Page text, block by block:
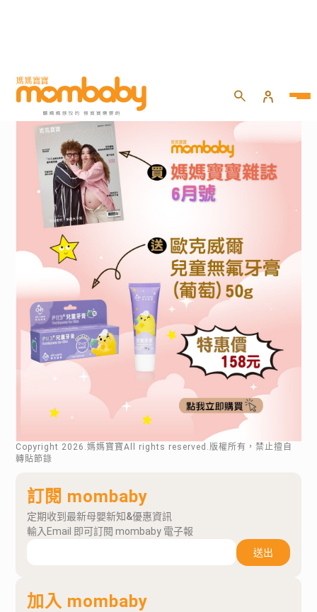
Copyright 2026 .媽媽寶寶All rights reserved.版權所有，禁止擅自
轉貼節錄
訂閱 mombaby
定期收到最新母嬰新知&優惠資訊
輸入Email 即可訂閱 mombaby 電子報
送出
加入 mombaby